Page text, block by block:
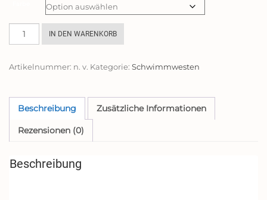
Zeraty
Kinder
Schwimmen
Kleinkinder
Einstellbare
Straps
IN DEN WARENKORB
Artikelnummer: n. v. Kategorie: Schwimmwesten
Beschreibung Zusätzliche Informationen
Rezensionen (0)
Beschreibung